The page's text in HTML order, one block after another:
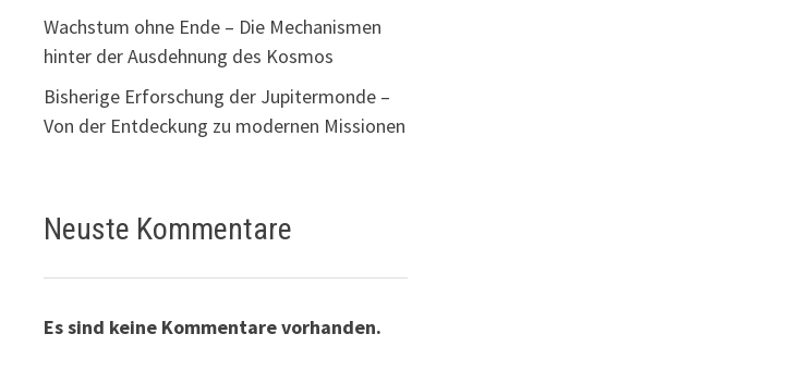
Wachstum ohne Ende – Die Mechanismen
hinter der Ausdehnung des Kosmos
Bisherige Erforschung der Jupitermonde –
Von der Entdeckung zu modernen Missionen
Neuste Kommentare
Es sind keine Kommentare vorhanden.